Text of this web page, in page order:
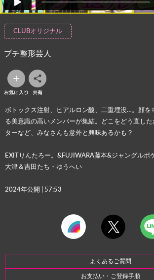
CLUBオリジナル
プチ整形芸人
お気に入り 共有
ボトックス注射、ヒアルロン酸、二重埋没…。顔を
る美意識の高いメンバーが集結。どこをどう直し
ターなど、みなさんも意外と興味あるかも？
EXITりんたろー。&FUJIWARA藤本&ジャングルポ
大津＆吉田たち・ゆうへい
2024年公開 | 57:53
よくあるご質問
お支払い・ご登録手順